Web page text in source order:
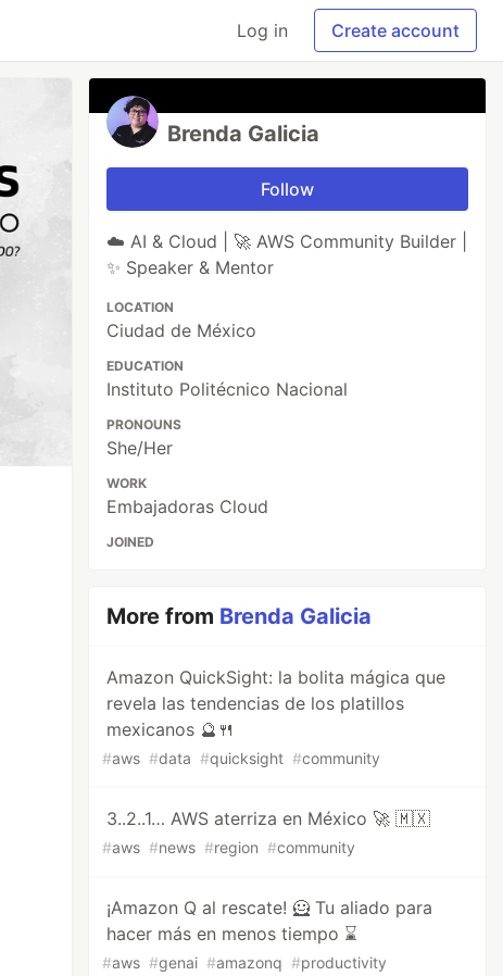
Log in Create account
Brenda Galicia
Follow
☁️ AI & Cloud | 🚀 AWS Community Builder |
✨ Speaker & Mentor
LOCATION
Ciudad de México
EDUCATION
Instituto Politécnico Nacional
PRONOUNS
She/Her
WORK
Embajadoras Cloud
JOINED
More from Brenda Galicia
Amazon QuickSight: la bolita mágica que
revela las tendencias de los platillos
mexicanos 🔮🍴
#aws #data #quicksight #community
3..2..1… AWS aterriza en México 🚀 🇲🇽
#aws #news #region #community
¡Amazon Q al rescate! 🦸 Tu aliado para
hacer más en menos tiempo ⌛
#aws #genai #amazonq #productivity